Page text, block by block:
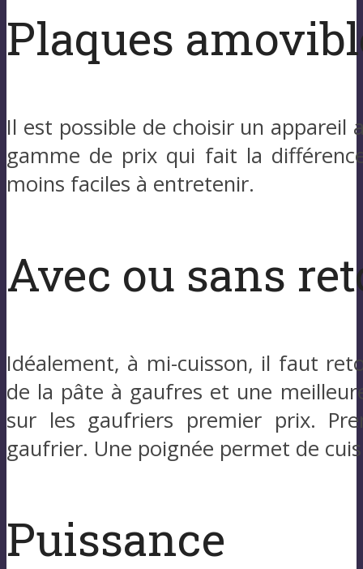
Plaques
Il est possible de choisir un appareil
gamme de prix qui fait la
moins faciles à entretenir.
Avec ou sans
Idéalement, à mi-cuisson, il faut
de la pâte à gaufres et une
sur les gaufriers premier prix.
gaufrier. Une poignée permet de
Puissance